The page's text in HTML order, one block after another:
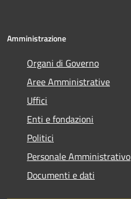
Amministrazione
Organi di Governo
Aree Amministrative
Uffici
Enti e fondazioni
Politici
Personale Amministrativo
Documenti e dati